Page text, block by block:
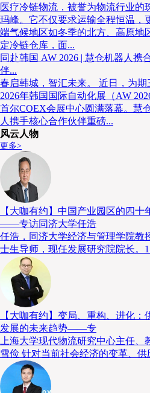
孟加拉国是全球首两大清真
美元和1,390亿美元。
虽然与其他主要的伊合组织
但仍被广泛视为全球清真食
增长强劲，预计2025至2031
取不同措施，例如推出支持
医疗冷链物流，被誉为物流行业的
玛峰。它不仅要求运输全程恒温，
端气候地区如冬季的北方、高原地
定冷链仓库，面...
同赴韩国 AW 2026 | 慧仓机器人携
伴...
春启韩城，智汇未来。 近日，为期
2026年韩国国际自动化展（AW
首尔COEX会展中心圆满落幕。慧
人携手核心合作伙伴重磅...
风云人物
更多>
【大咖有约】中国产业园区的四十
——专访同济大学任浩
任浩，同济大学经济与管理学院教
士生导师，现任发展研究院院长。
【大咖有约】变局、重构、进化：
发展的未来趋势——专
上海大学现代物流研究中心主任、
雪俭 针对当前社会经济的变革、供